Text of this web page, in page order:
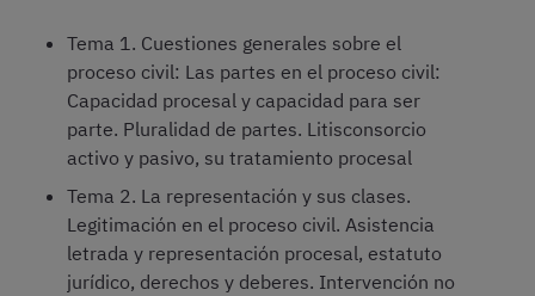
Tema 1. Cuestiones generales sobre el
proceso civil: Las partes en el proceso civil:
Capacidad procesal y capacidad para ser
parte. Pluralidad de partes. Litisconsorcio
activo y pasivo, su tratamiento procesal
Tema 2. La representación y sus clases.
Legitimación en el proceso civil. Asistencia
letrada y representación procesal, estatuto
jurídico, derechos y deberes. Intervención no